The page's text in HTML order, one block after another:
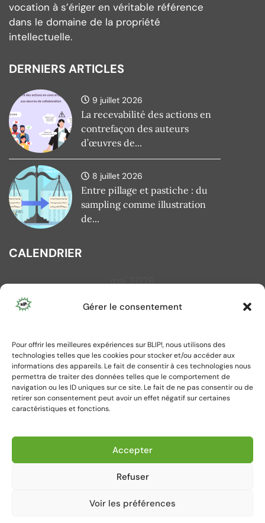
Gérer le consentement
Pour offrir les meilleures expériences sur BLIP!, nous utilisons des
technologies telles que les cookies pour stocker et/ou accéder aux
informations des appareils. Le fait de consentir à ces technologies nous
permettra de traiter des données telles que le comportement de
navigation ou les ID uniques sur ce site. Le fait de ne pas consentir ou de
retirer son consentement peut avoir un effet négatif sur certaines
caractéristiques et fonctions.
Accepter
Refuser
Voir les préférences
vocation à s’ériger en véritable référence
dans le domaine de la propriété
intellectuelle.
DERNIERS ARTICLES
9 juillet 2026
La recevabilité des actions en
contrefaçon des auteurs
d’œuvres de...
8 juillet 2026
Entre pillage et pastiche : du
sampling comme illustration
de...
CALENDRIER
mai 2026
L
11
12 13 14 15 16
17
18
19 20 21 22 23
24
25
26 27 28 29 30 31
« Avr Juin »